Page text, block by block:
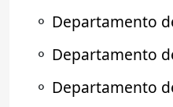
⚬ Departamento
⚬ Departamento
⚬ Departamento